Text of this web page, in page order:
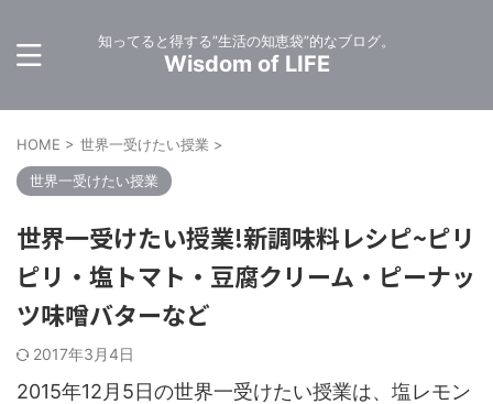
知ってると得する”生活の知恵袋”的なブログ。
Wisdom of LIFE
HOME > 世界一受けたい授業 >
世界一受けたい授業
世界一受けたい授業!新調味料レシピ~ピリ
ピリ・塩トマト・豆腐クリーム・ピーナッ
ツ味噌バターなど
2017年3月4日
2015年12月5日の世界一受けたい授業は、塩レモン